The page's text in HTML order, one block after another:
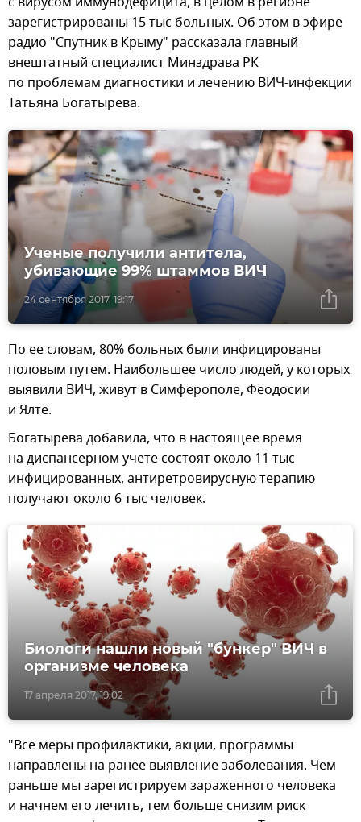
зарегистрированы 15 тыс больных. Об этом в эфире
радио "Спутник в Крыму" рассказала главный
внештатный специалист Минздрава РК
по проблемам диагностики и лечению ВИЧ-инфекции
Татьяна Богатырева.
24 сентября 2017, 19:17
Ученые получили антитела,
убивающие 99% штаммов ВИЧ
По ее словам, 80% больных были инфицированы
половым путем. Наибольшее число людей, у которых
выявили ВИЧ, живут в Симферополе, Феодосии
и Ялте.
Богатырева добавила, что в настоящее время
на диспансерном учете состоят около 11 тыс
инфицированных, антиретровирусную терапию
получают около 6 тыс человек.
17 апреля 2017, 19:02
Биологи нашли новый "бункер" ВИЧ в
организме человека
"Все меры профилактики, акции, программы
направлены на ранее выявление заболевания. Чем
раньше мы зарегистрируем зараженного человека
и начнем его лечить, тем больше снизим риск